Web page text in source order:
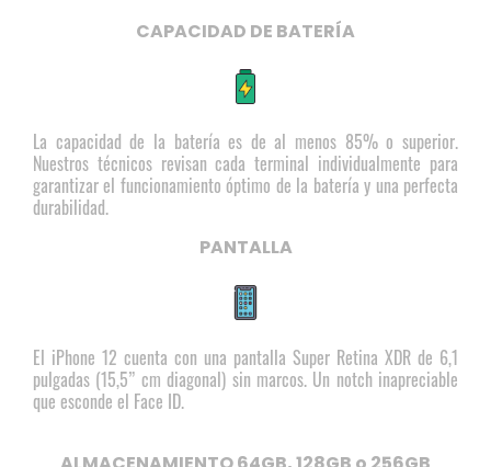
CAPACIDAD DE BATERÍA
La capacidad de la batería es de al menos 85% o superior.
Nuestros técnicos revisan cada terminal individualmente para
garantizar el funcionamiento óptimo de la batería y una perfecta
durabilidad.
PANTALLA
El iPhone 12 cuenta con una pantalla Super Retina XDR de 6,1
pulgadas (15,5” cm diagonal) sin marcos. Un notch inapreciable
que esconde el Face ID.